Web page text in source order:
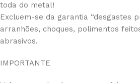
toda do metal!
Excluem-se da garantia “desgastes
arranhões, choques, polimentos
abrasivos.
IMPORTANTE